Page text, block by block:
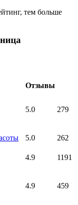
тем больше
Отзывы
5.0 279
5.0
262
4.9
1191
4.9 459